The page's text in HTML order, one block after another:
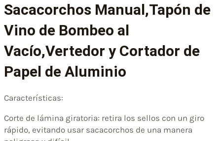
Sacacorchos Manual,Tapón de
Vino de Bombeo al
Vacío,Vertedor y Cortador de
Papel de Aluminio
Características:
Corte de lámina giratoria: retira los sellos con un giro
rápido, evitando usar sacacorchos de una manera